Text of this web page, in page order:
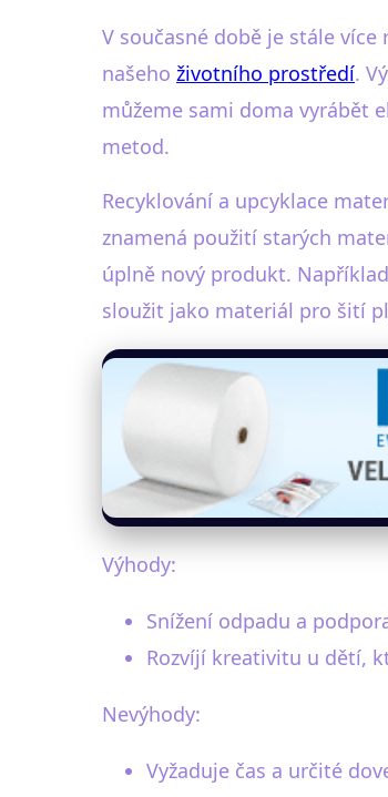
V současné době je stále
našeho životního prostředí.
můžeme sami doma vyrábět
metod.
Recyklování a upcyklace
znamená použití starých
úplně nový produkt.
sloužit jako materiál pro šití
Výhody:
Snížení odpadu a
Rozvíjí kreativitu u dětí,
Nevýhody:
Vyžaduje čas a určité